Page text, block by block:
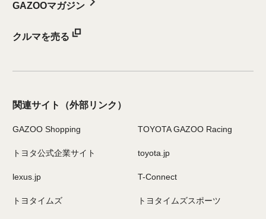
GAZOOマガジン
クルマを売る
関連サイト （外部リンク）
GAZOO Shopping TOYOTA GAZOO Racing
トヨタ公式企業サイト toyota.jp
lexus.jp T-Connect
トヨタイムズ トヨタイムズスポーツ